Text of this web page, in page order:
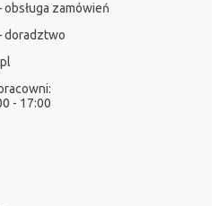
zamówień
doradztwo
- 17:00